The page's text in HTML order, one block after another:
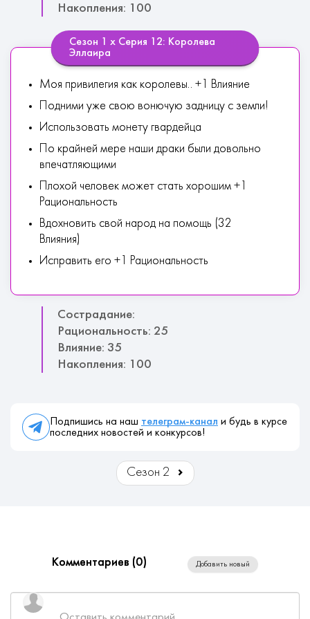
Накопления: 100
Сезон 1 х Серия 12: Королева
Эллаира
Моя привилегия как королевы.. +1 Влияние
Подними уже свою вонючую задницу с земли!
Использовать монету гвардейца
По крайней мере наши драки были довольно
впечатляющими
Плохой человек может стать хорошим +1
Рациональность
Вдохновить свой народ на помощь (32
Влияния)
Исправить его +1 Рациональность
Сострадание:
Рациональность: 25
Влияние: 35
Накопления: 100
Подпишись на наш телеграм-канал и будь в курсе
последних новостей и конкурсов!
Сезон 2
Комментариев (0) Добавить новый